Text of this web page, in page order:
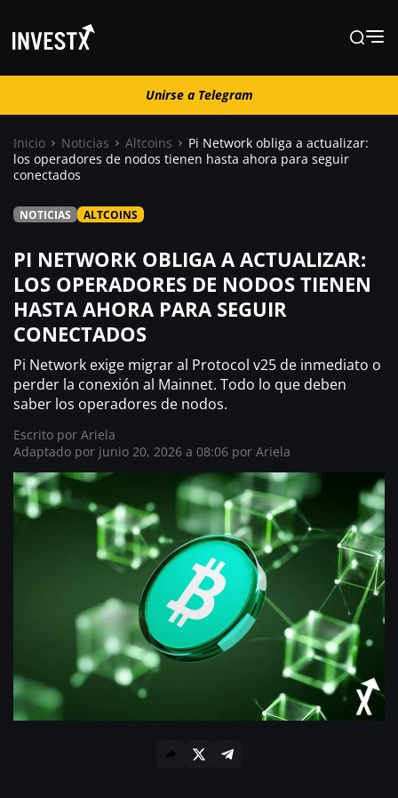
Unirse a Telegram
Noticias
Trading
¿ Dónde comprar ?
Unirse a Telegram
Inicio Noticias Altcoins
Pi Network obliga a actualizar:
los operadores de nodos tienen hasta ahora para seguir
conectados
NOTICIAS ALTCOINS
PI NETWORK OBLIGA A ACTUALIZAR:
LOS OPERADORES DE NODOS TIENEN
HASTA AHORA PARA SEGUIR
CONECTADOS
Pi Network exige migrar al Protocol v25 de inmediato o
perder la conexión al Mainnet. Todo lo que deben
saber los operadores de nodos.
Escrito por Ariela
Adaptado por junio 20, 2026 a 08:06 por Ariela